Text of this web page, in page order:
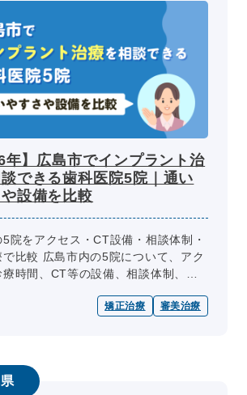
年】広島市でインプラント治
できる歯科医院5院｜通い
設備を比較
5院をアクセス・CT設備・相談体制・
比較 広島市内の5院について、アク
時間、CT等の設備、相談体制、対
を同じ項目で整理し...矯正治療 審美治療